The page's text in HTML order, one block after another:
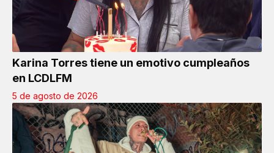
Karina Torres tiene un emotivo cumpleaños
en LCDLFM
5 de agosto de 2026